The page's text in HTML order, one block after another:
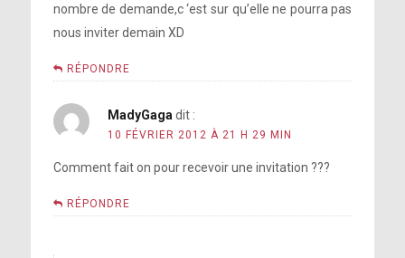
nombre de demande,c ‘est sur qu’elle ne pourra pas
nous inviter demain XD
RÉPONDRE
MadyGaga dit :
10 FÉVRIER 2012 À 21 H 29 MIN
Comment fait on pour recevoir une invitation ???
RÉPONDRE